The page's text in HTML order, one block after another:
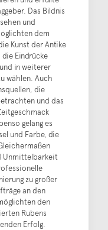
Das Bildnis
und
dem
Kunst der Antike
Eindrücke
in weiterer
wählen. Auch
die
und das
gelang es
und Farbe, die
Unmittelbarkeit
zu großer
an den
den
Rubens
Erfolg.